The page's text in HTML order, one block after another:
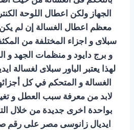
الجهاز ولكن اعطال اللوحة
معظم اعطال الغسالة إن لم
سبلاى و اجزاء المختلفة من
و برج دايود و منظمات الجهد و
لهذا يعتبر الباور سبلاى لغسالة
الغسالة و المتحكم في كل
لابد من معرفة سبب العطل و
بواحدة اخرى جديدة من خلال
ايديال زانوسى مصر على رقم